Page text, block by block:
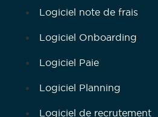
Logiciel note de frais
Logiciel Onboarding
Logiciel Paie
Logiciel Planning
Logiciel de recrutement